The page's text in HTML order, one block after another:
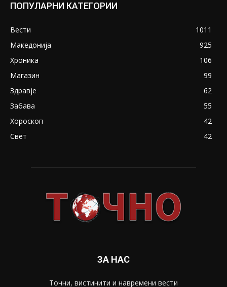
ПОПУЛАРНИ КАТЕГОРИИ
Вести
1011
Македонија
925
Хроника
106
Магазин
99
Здравје
62
Забава
55
Хороскоп
42
Свет
42
ЗА НАС
Точни, вистинити и навремени вести